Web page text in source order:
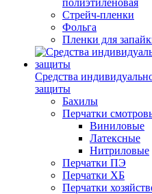
полиэтиленовая
Стрейч-пленки
Фольга
Пленки для
Средства
защиты
Бахилы
Перчатки
Виниловые
Латексные
Нитриловые
Перчатки ПЭ
Перчатки ХБ
Перчатки